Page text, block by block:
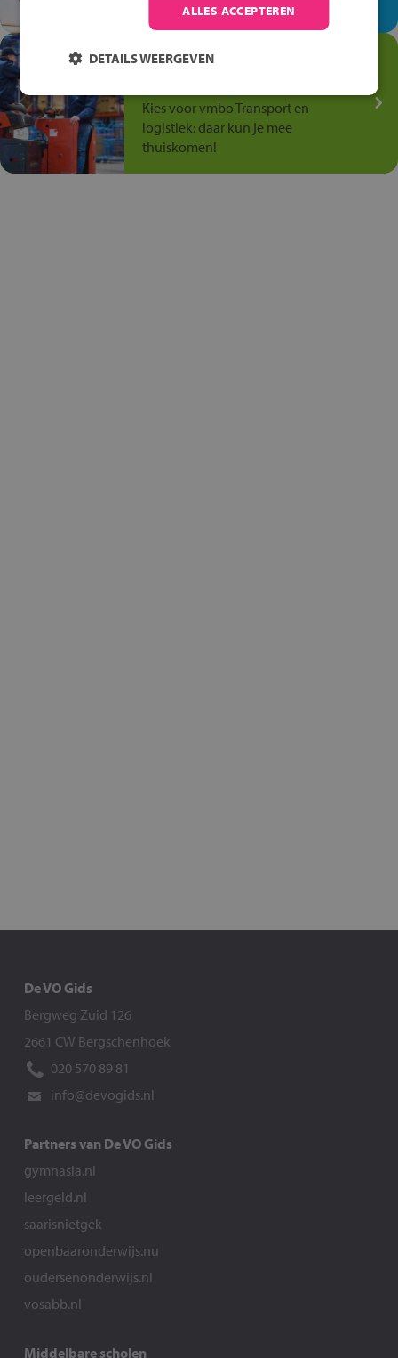
anders is!
Jouw talent in de
Kies voor vmbo Transport en
logistiek: daar kun je mee
thuiskomen!
De VO Gids
Bergweg Zuid 126
2661 CW Bergschenhoek
020 570 89 81
info@devogids.nl
Partners van De VO Gids
gymnasia.nl
leergeld.nl
saarisnietgek
openbaaronderwijs.nu
oudersenonderwijs.nl
vosabb.nl
Middelbare scholen
ALLES ACCEPTEREN
DETAILS WEERGEVEN